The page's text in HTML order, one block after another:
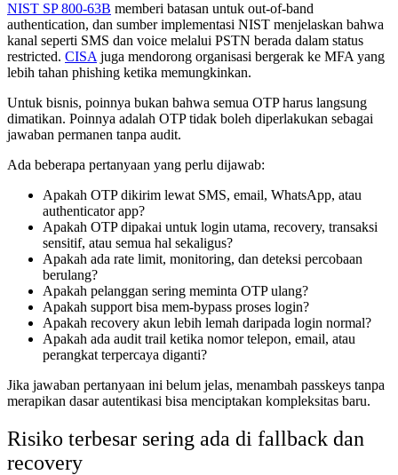
NIST SP 800-63B memberi batasan untuk out-of-band
authentication, dan sumber implementasi NIST menjelaskan bahwa
kanal seperti SMS dan voice melalui PSTN berada dalam status
restricted. CISA juga mendorong organisasi bergerak ke MFA yang
lebih tahan phishing ketika memungkinkan.
Untuk bisnis, poinnya bukan bahwa semua OTP harus langsung
dimatikan. Poinnya adalah OTP tidak boleh diperlakukan sebagai
jawaban permanen tanpa audit.
Ada beberapa pertanyaan yang perlu dijawab:
Apakah OTP dikirim lewat SMS, email, WhatsApp, atau
authenticator app?
Apakah OTP dipakai untuk login utama, recovery, transaksi
sensitif, atau semua hal sekaligus?
Apakah ada rate limit, monitoring, dan deteksi percobaan
berulang?
Apakah pelanggan sering meminta OTP ulang?
Apakah support bisa mem-bypass proses login?
Apakah recovery akun lebih lemah daripada login normal?
Apakah ada audit trail ketika nomor telepon, email, atau
perangkat terpercaya diganti?
Jika jawaban pertanyaan ini belum jelas, menambah passkeys tanpa
merapikan dasar autentikasi bisa menciptakan kompleksitas baru.
Risiko terbesar sering ada di fallback dan
recovery